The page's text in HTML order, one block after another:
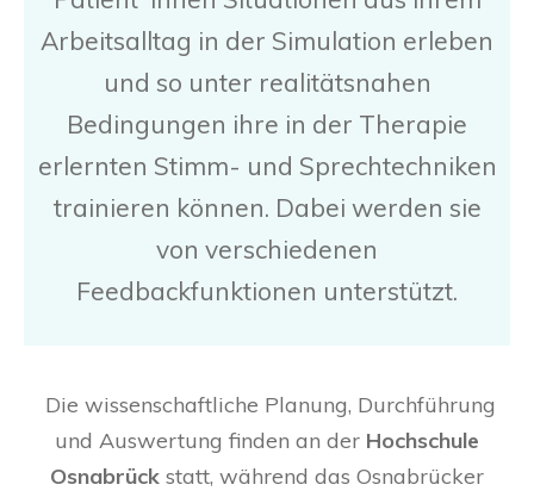
Nach Abschluss des Projekts möchten
Forschungsteams für wissenschaftliche
Zwecke zur Verfügung stellen.
spielt, wie Ihre Stimme klingt.
Nach Abschluss des Projekts möchten
wir die Datenbank auch anderen
Forschungsteams für wissenschaftliche
Zwecke zur Verfügung stellen.
Arbeitsalltag in der Simulation erleben
und so unter realitätsnahen
Bedingungen ihre in der Therapie
erlernten Stimm- und Sprechtechniken
trainieren können. Dabei werden sie
von verschiedenen
Feedbackfunktionen unterstützt.
Die wissenschaftliche Planung, Durchführung
und Auswertung finden an der Hochschule
Osnabrück statt, während das Osnabrücker